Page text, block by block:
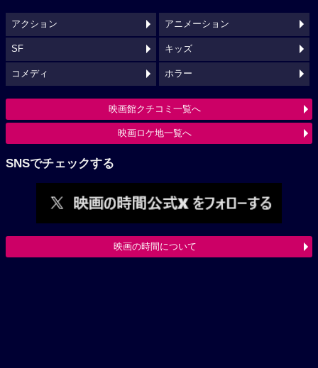
アクション アニメーション
SF キッズ
コメディ ホラー
映画館クチコミ一覧へ
映画ロケ地一覧へ
SNSでチェックする
映画の時間について